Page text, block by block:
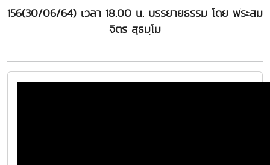
156(30/06/64) เวลา 18.00 น. บรรยายธรรม โดย พระสม
จิตร สุธมฺโม